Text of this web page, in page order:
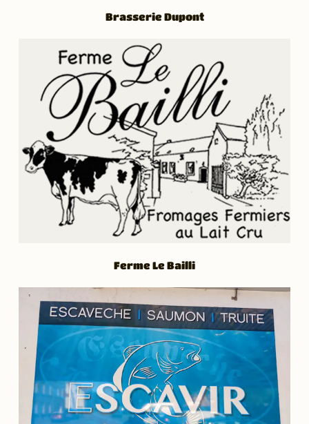
Brasserie Dupont
Ferme Le Bailli